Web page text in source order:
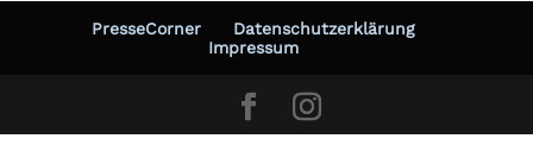
PresseCorner
Datenschutzerklärung
Impressum